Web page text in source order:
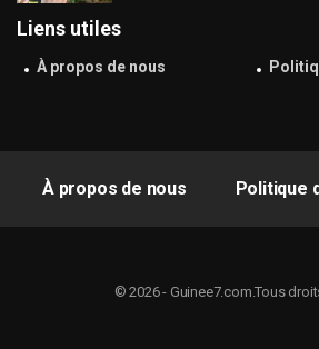
Liens utiles
À propos de nous
À propos de nous Politique
© 2026 - Guinee7.com.Tous